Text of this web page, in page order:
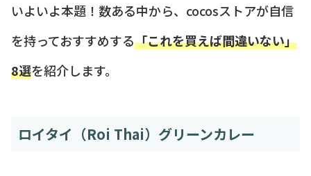
いよいよ本題！数ある中から、cocosストアが自信
を持っておすすめする「これを買えば間違いない」
8選を紹介します。
ロイタイ（Roi Thai）グリーンカレー